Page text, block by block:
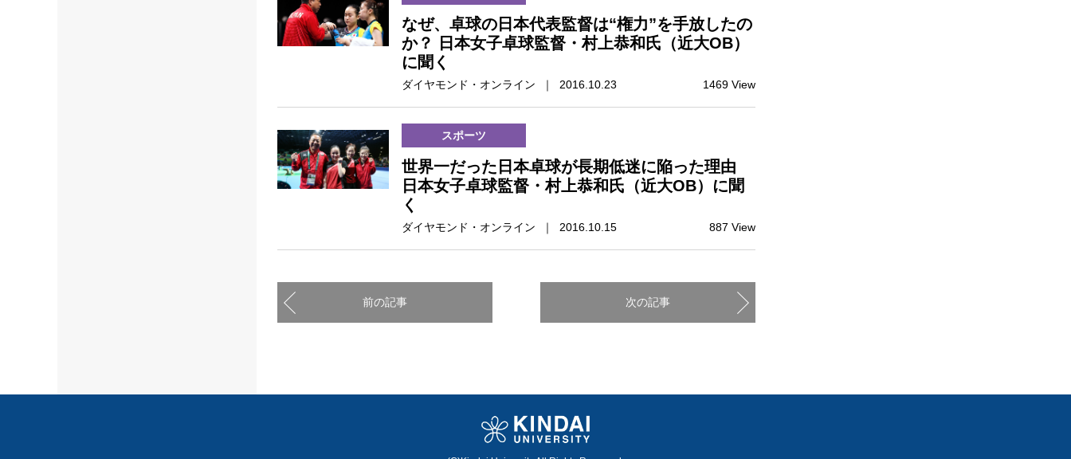
なぜ、卓球の日本代表監督は“権力”を手放したの
か？ 日本女子卓球監督・村上恭和氏（近大OB）
に聞く
ダイヤモンド・オンライン ｜ 2016.10.23 1469 View
スポーツ
世界一だった日本卓球が長期低迷に陥った理由
日本女子卓球監督・村上恭和氏（近大OB）に聞
く
ダイヤモンド・オンライン ｜ 2016.10.15 887 View
前の記事 次の記事